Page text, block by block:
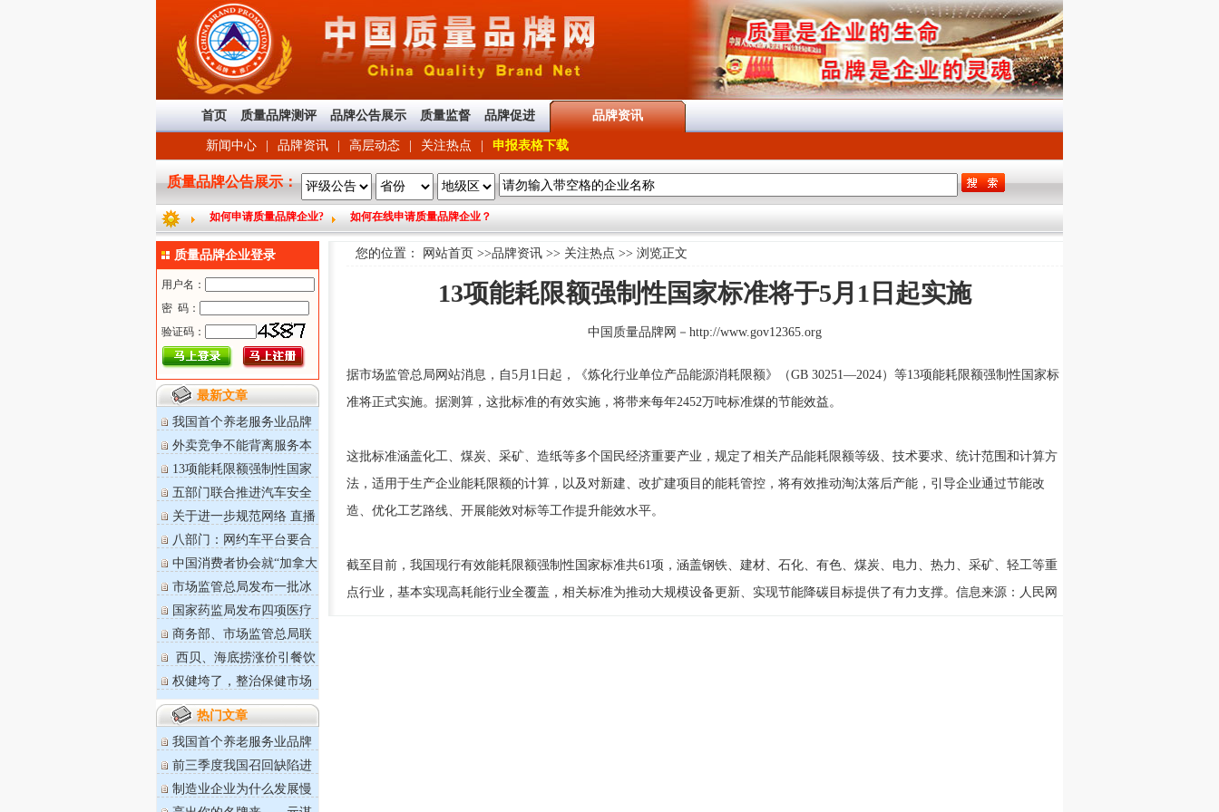
首页 质量品牌测评 品牌公告展示 质量监督 品牌促进 品牌资讯
新闻中心 品牌资讯 高层动态 关注热点 申报表格下载
质量品牌公告展示：
如何申请质量品牌企业? 如何在线申请质量品牌企业？
质量品牌企业登录
最新文章
我国首个养老服务业品牌
价值评价...
外卖竞争不能背离服务本
13项能耗限额强制性国家
标准将于...
五部门联合推进汽车安全
沙盒监管
关于进一步规范网络 直播
营利行...
八部门：网约车平台要合
理设定抽...
中国消费者协会就“加拿大
鹅”事...
市场监管总局发布一批冰
雪运动用...
国家药监局发布四项医疗
器械技术...
商务部、市场监管总局联
西贝、海底捞涨价引餐饮
业主热评
权健垮了，整治保健市场
热门文章
我国首个养老服务业品牌
价值评价...
前三季度我国召回缺陷进
口汽车59...
制造业企业为什么发展慢
您的位置： 网站首页 >>品牌资讯 >> 关注热点 >> 浏览正文
13项能耗限额强制性国家标准将于5月1日起实施
中国质量品牌网 － http://www.gov12365.org
据市场监管总局网站消息，自5月1日起，《炼化行业单位产品能源消耗限额》（GB 30251—2024）等13项能耗限额强制性国家标
准将正式实施。据测算，这批标准的有效实施，将带来每年2452万吨标准煤的节能效益。
这批标准涵盖化工、煤炭、采矿、造纸等多个国民经济重要产业，规定了相关产品能耗限额等级、技术要求、统计范围和计算方
法，适用于生产企业能耗限额的计算，以及对新建、改扩建项目的能耗管控，将有效推动淘汰落后产能，引导企业通过节能改
造、优化工艺路线、开展能效对标等工作提升能效水平。
截至目前，我国现行有效能耗限额强制性国家标准共61项，涵盖钢铁、建材、石化、有色、煤炭、电力、热力、采矿、轻工等重
点行业，基本实现高耗能行业全覆盖，相关标准为推动大规模设备更新、实现节能降碳目标提供了有力支撑。信息来源：人民网